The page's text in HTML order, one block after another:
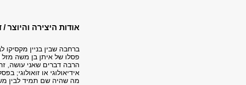
אודות היצירה והיוצר
ברחבה שבין בניין מקסיקו
הרבה דברים שאני עושה, זה
אידיאולוגי או זואולוגי;
מה שהיה שם תמיד לבין